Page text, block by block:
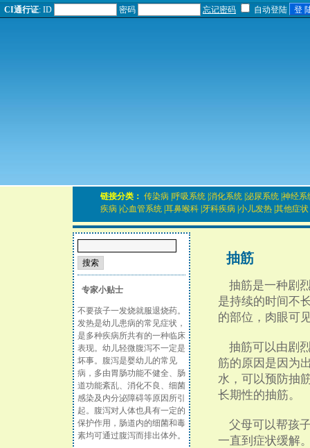
CI通行证: ID 密码 忘记密码 自动登陆
链接分类： 传染病 呼吸系统 消化系统 泌尿系统 神经系
疾病 心血管系统 耳鼻喉科 牙科疾病 小儿发热 其他症状
专家小贴士
不要孩子一发烧就服退烧药。
发热是幼儿患病的常见症状，
是多种疾病所共有的一种临床
表现。幼儿轻微腹泻不一定是
坏事。腹泻是婴幼儿的常见
病，多由胃肠功能不健全、肠
道功能紊乱、消化不良、细菌
感染及内分泌障碍等原因所引
起。腹泻对人体也具有一定的
保护作用，肠道内的细菌和毒
素均可通过腹泻而排出体外。
抽筋
抽筋是一种剧
是持续的时间不
的部位，肉眼可
抽筋可以由剧
筋的原因是因为
水，可以预防抽
长期性的抽筋
父母可以帮孩
一直到症状缓解